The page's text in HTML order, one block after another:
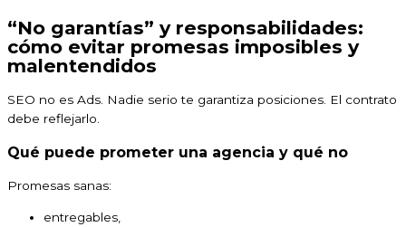
“No garantías” y responsabilidades:
cómo evitar promesas imposibles y
malentendidos
SEO no es Ads. Nadie serio te garantiza posiciones. El contrato
debe reflejarlo.
Qué puede prometer una agencia y qué no
Promesas sanas:
entregables,